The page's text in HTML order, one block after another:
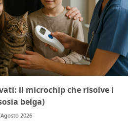
il microchip che risolve i
belga)
Agosto 2026